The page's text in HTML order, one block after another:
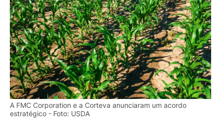
A FMC Corporation e a Corteva anunciaram um acordo
estratégico - Foto: USDA